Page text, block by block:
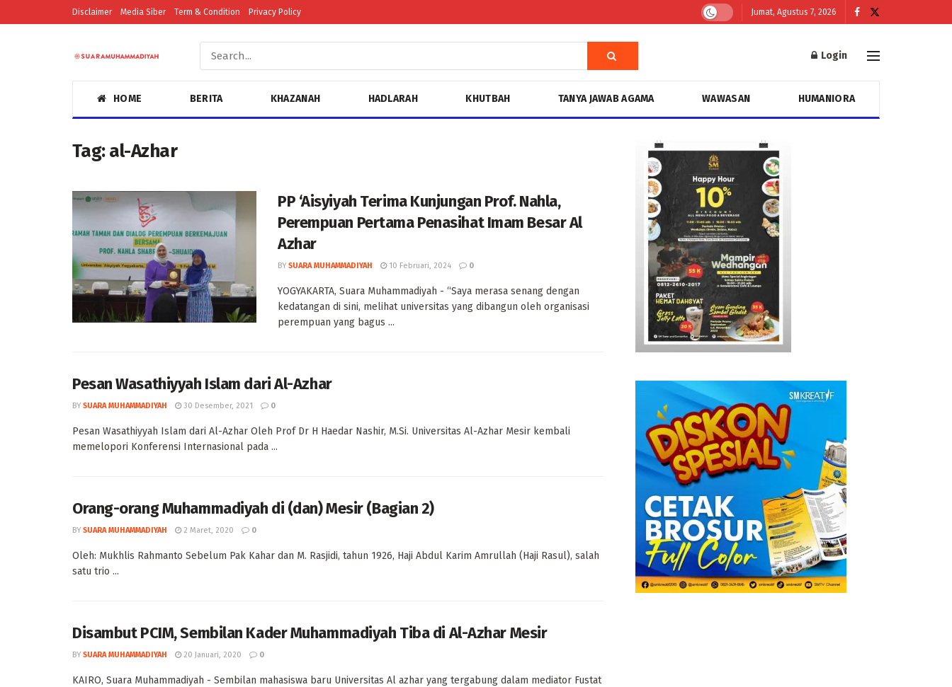
Disclaimer Media Siber Term & Condition Privacy Policy Jumat, Agustus 7, 2026
Login
HOME BERITA KHAZANAH HADLARAH KHUTBAH TANYA JAWAB AGAMA WAWASAN HUMANIORA
Tag:al-Azhar
PP ‘Aisyiyah Terima Kunjungan Prof. Nahla,
Perempuan Pertama Penasihat Imam Besar Al
Azhar
BY SUARA MUHAMMADIYAH 10 Februari, 2024 0
YOGYAKARTA, Suara Muhammadiyah - “Saya merasa senang dengan
kedatangan di sini, melihat universitas yang dibangun oleh organisasi
perempuan yang bagus ...
Pesan Wasathiyyah Islam dari Al-Azhar
BY SUARA MUHAMMADIYAH 30 Desember, 2021 0
Pesan Wasathiyyah Islam dari Al-Azhar Oleh Prof Dr H Haedar Nashir, M.Si. Universitas Al-Azhar Mesir kembali
memelopori Konferensi Internasional pada ...
Orang-orang Muhammadiyah di (dan) Mesir (Bagian 2)
BY SUARA MUHAMMADIYAH 2 Maret, 2020 0
Oleh: Mukhlis Rahmanto Sebelum Pak Kahar dan M. Rasjidi, tahun 1926, Haji Abdul Karim Amrullah (Haji Rasul), salah
satu trio ...
Disambut PCIM, Sembilan Kader Muhammadiyah Tiba di Al-Azhar Mesir
BY SUARA MUHAMMADIYAH 20 Januari, 2020 0
KAIRO, Suara Muhammadiyah - Sembilan mahasiswa baru Universitas Al azhar yang tergabung dalam mediator Fustat